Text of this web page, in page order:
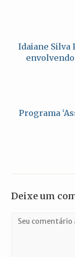
Idaiane Silva
Programa
Deixe um
Comentário